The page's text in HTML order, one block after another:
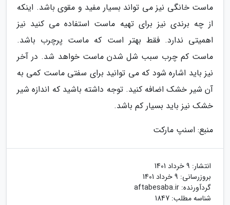
ماست خانگی نیز می تواند بسیار مفید و مقوی باشد. اینکه
از چه برندی نیز برای تهیه ماست استفاده می کنید نیز
اهمیتی ندارد. فقط بهتر است که ماست پرچرب باشد.
ماست کم چرب سبب شل شدن ماست خواهد شد. در آخر
نیز باید اشاره شود که می توانید برای سفتی ماست کمی به
آن شیر خشک اضافه کنید. توجه داشته باشید که اندازه شیر
خشک نیز باید بسیار کم باشد.
منبع: اسنپ مارکت
انتشار: 9 خرداد 1401
بروزرسانی: 9 خرداد 1401
گردآورنده: aftabesaba.ir
شناسه مطلب: 1847